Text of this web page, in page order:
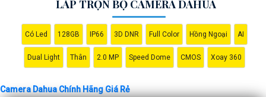
LẮP TRỌN BỘ CAMERA DAHUA
Có Led 128GB IP66 3D DNR Full Color Hồng Ngoại AI
Dual Light Thân 2.0 MP Speed Dome CMOS Xoay 360
Camera Dahua Chính Hãng Giá Rẻ